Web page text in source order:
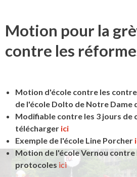
Motion pour la
contre les
Motion d'école contre les
de l'école Dolto de Notre Dame
Modifiable contre les 3 jours de
télécharger ici
Exemple de l'école Line Porcher
Motion de l'école Vernou
protocoles ici